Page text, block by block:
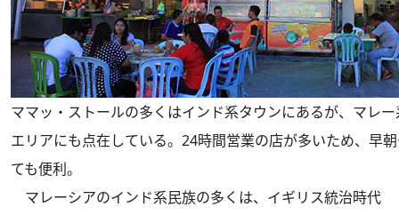
ママッ・ストールの多くはインド系タウンにあるが、マレ
エリアにも点在している。24時間営業の店が多いため、早
ても便利。
マレーシアのインド系民族の多くは、イギリス統治時代